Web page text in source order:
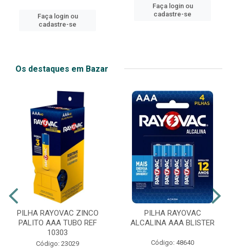
Faça login ou
cadastre-se
Faça login ou
cadastre-se
Os destaques em Bazar
PILHA RAYOVAC ZINCO
PALITO AAA TUBO REF
10303
Código: 23029
PILHA RAYOVAC
ALCALINA AAA BLISTER
Código: 48640